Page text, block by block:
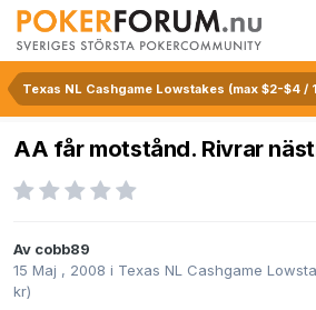
Texas NL Cashgame Lowstakes (max $2-$4 /
AA får motstånd. Rivrar
Av cobb89
15 Maj , 2008 i Texas NL Cashgame
kr)